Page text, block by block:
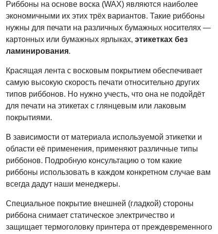
Риббоны на основе воска (WAX) являются наиболее
экономичными их этих трёх вариантов. Такие риббоны
нужны для печати на различных бумажных носителях —
картонных или бумажных ярлыках, этикетках без
ламинирования.
Красящая лента с восковым покрытием обеспечивает
самую высокую скорость печати относительно других
типов риббонов. Но нужно учесть, что она не подойдёт
для печати на этикетах с глянцевым или лаковым
покрытиями.
В зависимости от материала используемой этикетки и
области её применения, применяют различные типы
риббонов. Подробную консультацию о том какие
риббоны использовать в каждом конкретном случае вам
всегда дадут наши менеджеры.
Специальное покрытие внешней (гладкой) стороны
риббона снимает статическое электричество и
защищает термоголовку принтера от преждевременного